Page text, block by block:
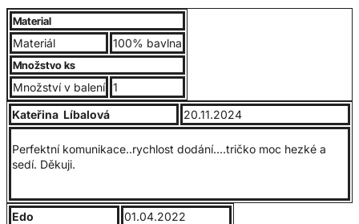
Pánske tričko, 100% bavlna, kontrastné raglánové rukávy,
lem okolo krku obsahuje elastan. Dvojité obšitie rukávov.
Gramáž 165g/m2
Veľkostná tabuľka:
Material
Materiál 100% bavlna
Množstvo ks
Množství v balení 1
Kateřina Líbalová
20.11.2024
Perfektní komunikace..rychlost dodání....tričko moc hezké a
sedí. Děkuji.
Edo 01.04.2022